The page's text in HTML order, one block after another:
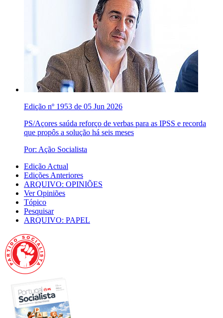
Edição nº 1953 de 05 Jun 2026
PS/Açores saúda reforço de verbas para as IPSS e recorda
que propôs a solução há seis meses
Por: Ação Socialista
Edição Actual
Edições Anteriores
ARQUIVO: OPINIÕES
Ver Opiniões
Tópico
Pesquisar
ARQUIVO: PAPEL